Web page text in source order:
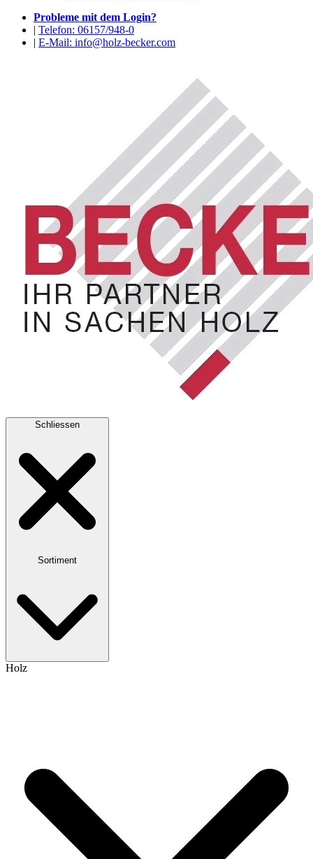
Probleme mit dem Login?
| Telefon: 06157/948-0
| E-Mail: info@holz-becker.com
Schliessen
Sortiment
Holz